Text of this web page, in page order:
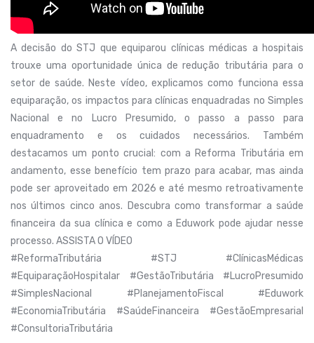
A decisão do STJ que equiparou clínicas médicas a hospitais
trouxe uma oportunidade única de redução tributária para o
setor de saúde. Neste vídeo, explicamos como funciona essa
equiparação, os impactos para clínicas enquadradas no Simples
Nacional e no Lucro Presumido, o passo a passo para
enquadramento e os cuidados necessários. Também
destacamos um ponto crucial: com a Reforma Tributária em
andamento, esse benefício tem prazo para acabar, mas ainda
pode ser aproveitado em 2026 e até mesmo retroativamente
nos últimos cinco anos. Descubra como transformar a saúde
financeira da sua clínica e como a Eduwork pode ajudar nesse
processo. ASSISTA O VÍDEO
#ReformaTributária #STJ #ClínicasMédicas
#EquiparaçãoHospitalar #GestãoTributária #LucroPresumido
#SimplesNacional #PlanejamentoFiscal #Eduwork
#EconomiaTributária #SaúdeFinanceira #GestãoEmpresarial
#ConsultoriaTributária